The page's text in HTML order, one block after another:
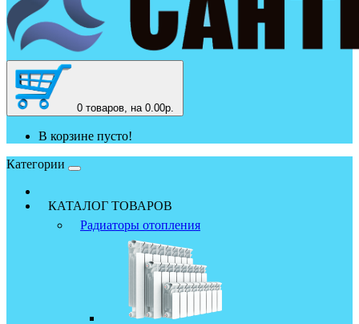
0 товаров, на 0.00р.
В корзине пусто!
Категории
КАТАЛОГ ТОВАРОВ
Радиаторы отопления